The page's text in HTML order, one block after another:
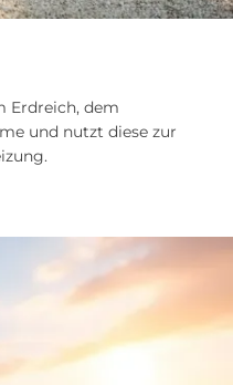
Erdreich, dem
und nutzt diese zur